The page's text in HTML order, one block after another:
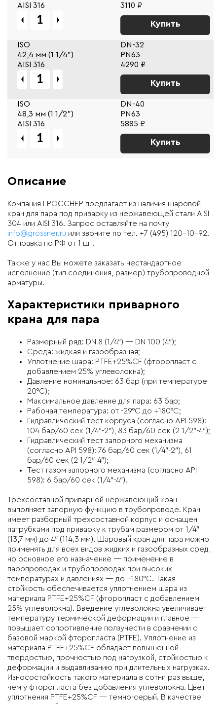
AISI 316
3110 ₽
Купить
ISO
DN-32
42,4 мм (1 1/4")
PN63
AISI 316
4290 ₽
Купить
ISO
DN-40
48,3 мм (1 1/2")
PN63
AISI 316
5885 ₽
Купить
Описание
Компания ГРОССНЕР предлагает из наличия шаровой
кран для пара под приварку из нержавеющей стали AISI
304 или AISI 316. Запрос оставляйте на почту
info@grossner.ru или звоните по тел. +7 (495) 120-10-92.
Отправка по РФ от 1 шт.
Также у нас Вы можете заказать нестандартное
исполнение (тип соединения, размер) трубопроводной
арматуры.
Характеристики приварного
крана для пара
Размерный ряд: DN 8 (1/4″) — DN 100 (4″);
Среда: жидкая и газообразная;
Уплотнение шара: PTFE+25%CF (фторопласт с
добавлением 25% углеволокна);
Давление номинальное: 63 бар (при температуре
20°C);
Максимальное давление для пара: 63 бар;
Рабочая температура: от -29°C до +180°C;
Гидравлический тест корпуса (согласно API 598):
104 бар/60 сек (1/4″-2″), 83 бар/60 сек (2 1/2″-4″);
Гидравлический тест запорного механизма
(согласно API 598): 76 бар/60 сек (1/4″-2″), 61
бар/60 сек (2 1/2″-4″);
Тест газом запорного механизма (согласно API
598): 6 бар/60 сек (1/4″-4″).
Трехсоставной приварной нержавеющий кран
выполняет запорную функцию в трубопроводе. Кран
имеет разборный трехсоставной корпус и оснащен
патрубками под приварку к трубам размером от 1/4″
(13,7 мм) до 4″ (114,3 мм). Шаровый кран для пара можно
применять для всех видов жидких и газообразных сред,
но основное его назначение — применение в
паропроводах и трубопроводах при высоких
температурах и давлениях — до +180°C. Такая
стойкость обеспечивается уплотнением шара из
материала PTFE+25%CF (фторопласт с добавлением
25% углеволокна). Введение углеволокна увеличивает
температуру термической деформации и главное —
повышает сопротивление ползучести в сравнении с
базовой маркой фторопласта (PTFE). Уплотнение из
материала PTFE+25%CF обладает повышенной
твердостью, прочностью под нагрузкой, стойкостью к
деформации и выдавливанию при длительных нагрузках.
Износостойкость такого материала в сотни раз выше,
чем у фторопласта без добавления углеволокна. Цвет
уплотнения PTFE+25%CF — темно-серый. В качестве